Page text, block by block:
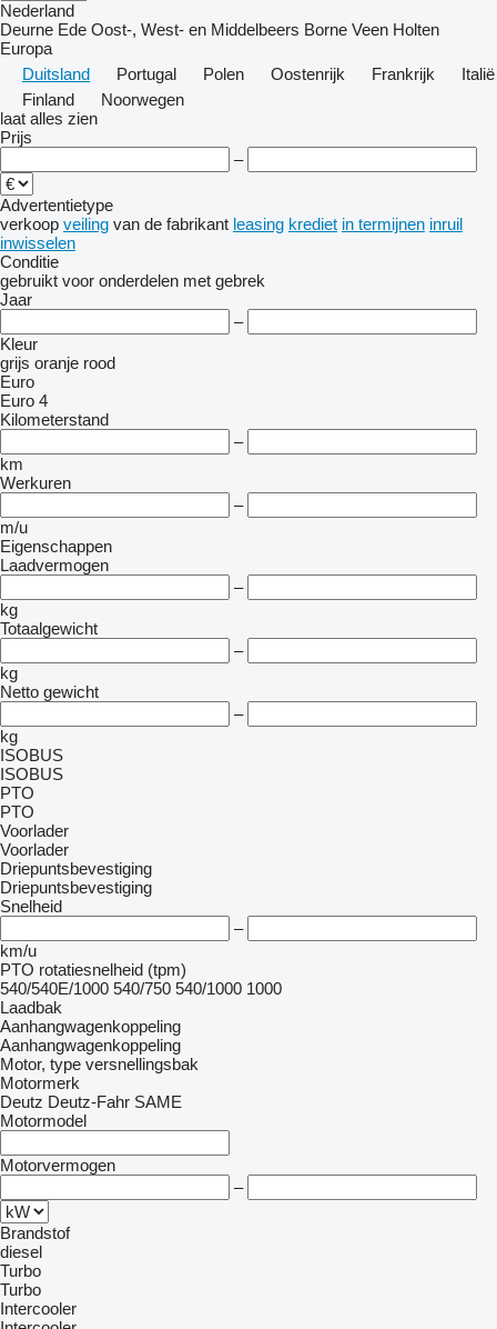
Nederland
Deurne Ede Oost-, West- en Middelbeers Borne Veen Holten
Europa
Duitsland
Portugal Polen Oostenrijk Frankrijk
Italië
Finland
Noorwegen
laat alles zien
Prijs
–
Advertentietype
verkoop veiling van de fabrikant leasing krediet in termijnen inruil
inwisselen
Conditie
gebruikt voor onderdelen met gebrek
Jaar
–
Kleur
grijs oranje rood
Euro
Euro 4
Kilometerstand
–
km
Werkuren
–
m/u
Eigenschappen
Laadvermogen
–
kg
Totaalgewicht
–
kg
Netto gewicht
–
kg
ISOBUS
ISOBUS
PTO
PTO
Voorlader
Voorlader
Driepuntsbevestiging
Driepuntsbevestiging
Snelheid
–
km/u
PTO rotatiesnelheid (tpm)
540/540E/1000 540/750 540/1000 1000
Laadbak
Aanhangwagenkoppeling
Aanhangwagenkoppeling
Motor, type versnellingsbak
Motormerk
Deutz Deutz-Fahr SAME
Motormodel
Motorvermogen
–
Brandstof
diesel
Turbo
Turbo
Intercooler